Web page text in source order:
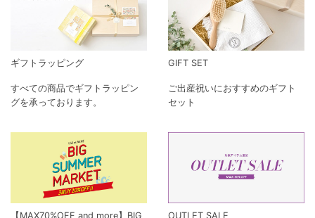
ギフトラッピング
すべての商品でギフトラッピン
グを承っております。
GIFT SET
ご出産祝いにおすすめのギフト
セット
【MAX70%OFF and more】BIG
OUTLET SALE